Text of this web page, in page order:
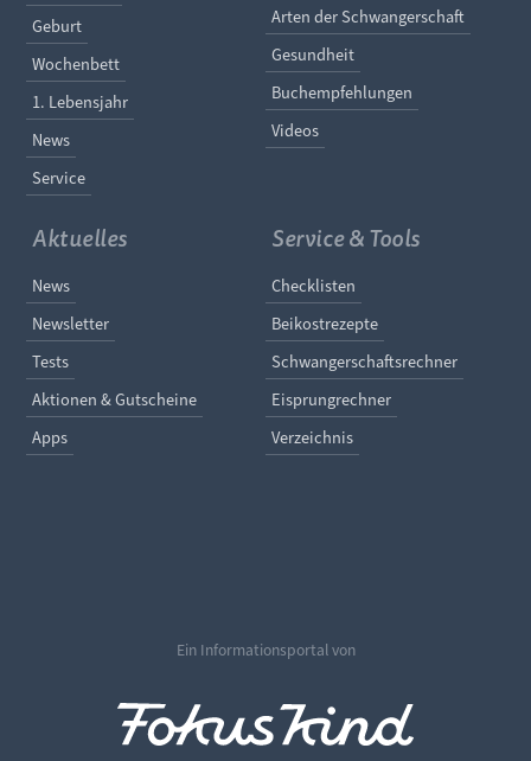
Geburt
Wochenbett
1. Lebensjahr
News
Service
Arten der Schwangerschaft
Gesundheit
Buchempfehlungen
Videos
Aktuelles
Navigation überspringen
News
Newsletter
Tests
Aktionen & Gutscheine
Apps
Service & Tools
Navigation
Checklisten
Beikostrezepte
Schwangerschaftsrechner
Eisprungrechner
Verzeichnis
Ein Informationsportal von